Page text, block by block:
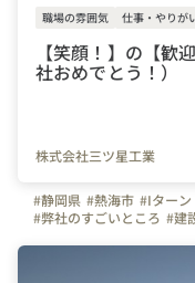
職場の雰囲気 仕事・やりが
【笑顔！】の【歓
社おめでとう！）
株式会社三ツ星工業
#静岡県 #熱海市 #Iターン
#弊社のすごいところ #建